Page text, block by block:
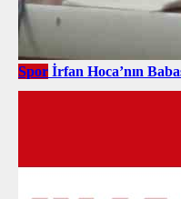
Spor İrfan Hoca’nın